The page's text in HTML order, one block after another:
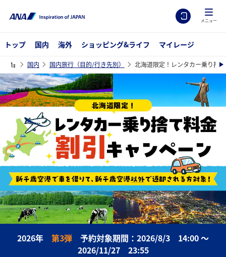
メニュー
トップ 国内 海外 ショッピング&ライフ マイレージ
国内 国内旅行（目的/行き先別） 北海道限定！レンタカー乗り捨
2026年 第3弾 予約対象期間：2026/8/3 14:00 ～
2026/11/27 23:55